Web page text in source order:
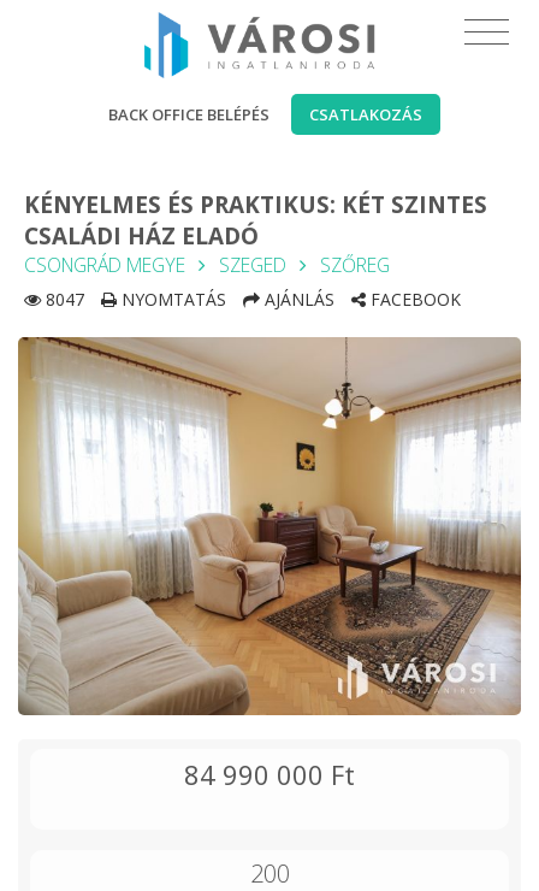
BACK OFFICE BELÉPÉS CSATLAKOZÁS
KÉNYELMES ÉS PRAKTIKUS: KÉT SZINTES
CSALÁDI HÁZ ELADÓ
CSONGRÁD MEGYE SZEGED SZŐREG
8047 NYOMTATÁS AJÁNLÁS FACEBOOK
84 990 000 Ft
200